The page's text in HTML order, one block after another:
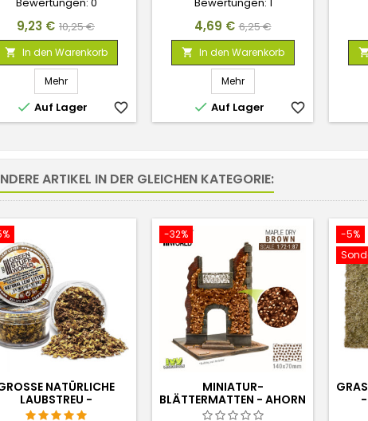
Preis
9,23 € Verkaufspreis
10,25 €
 In den Warenkorb
Mehr
 Auf Lager favorite_border
Preis
4,69 € Verkaufspreis
6,25 €
 In den Warenkorb
Mehr
 Auf Lager favorite_border
ARTIKEL IN DER GLEICHEN KATEGORIE:
NATÜRLICHE L
AUBSTREU - N
ATURFARBE
-32%
MINIATUR-
BLÄTTERMATTEN - AHORN
BRAUN - KLEIN
-5%
-